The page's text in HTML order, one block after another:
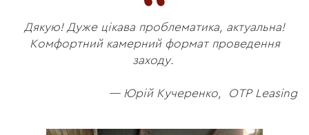
Дякую! Дуже цікава проблематика, актуальна!
Комфортний камерний формат проведення
заходу.
— Юрій Кучеренко, OTP Leasing